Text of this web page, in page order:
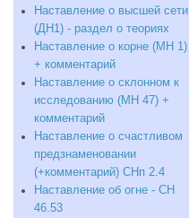
Наставление о высшей сети
(ДН1) - раздел о теориях
Наставление о корне (МН 1)
+ комментарий
Наставление о склонном к
исследованию (МН 47) +
комментарий
Наставление о счастливом
предзнаменовании
(+комментарий) СНп 2.4
Наставление об огне - СН
46.53